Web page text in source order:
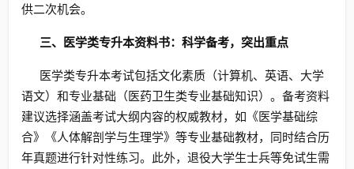
供二次机会。
三、医学类专升本资料书：科学备考，突出重点
医学类专升本考试包括文化素质（计算机、英语、大学
语文）和专业基础（医药卫生类专业基础知识）。备考资料
建议选择涵盖考试大纲内容的权威教材，如《医学基础综
合》《人体解剖学与生理学》等专业基础教材，同时结合历
年真题进行针对性练习。此外，退役大学生士兵等免试生需